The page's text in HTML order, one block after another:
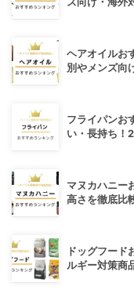
ヘアオイルお
別やメンズ向
フライパンお
い・長持ち！
マヌカハニー
高さを徹底比
ドッグフード
ルギー対策商